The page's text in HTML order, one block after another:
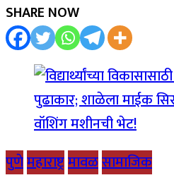
SHARE NOW
पुणेमहाराष्ट्रमावळसामाजिक